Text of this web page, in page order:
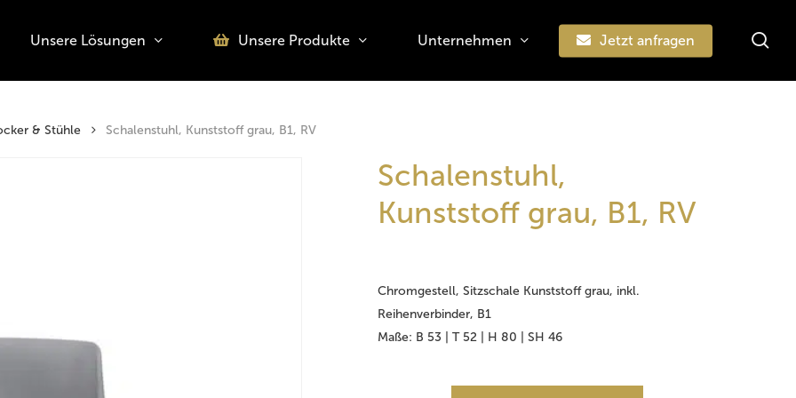
Unsere Lösungen Unsere Produkte Unternehmen Jetzt anfragen
& Stühle Schalenstuhl, Kunststoff grau, B1, RV
Schalenstuhl,
Kunststoff grau, B1, RV
Chromgestell, Sitzschale Kunststoff grau, inkl.
Reihenverbinder, B1
Maße: B 53 | T 52 | H 80 | SH 46